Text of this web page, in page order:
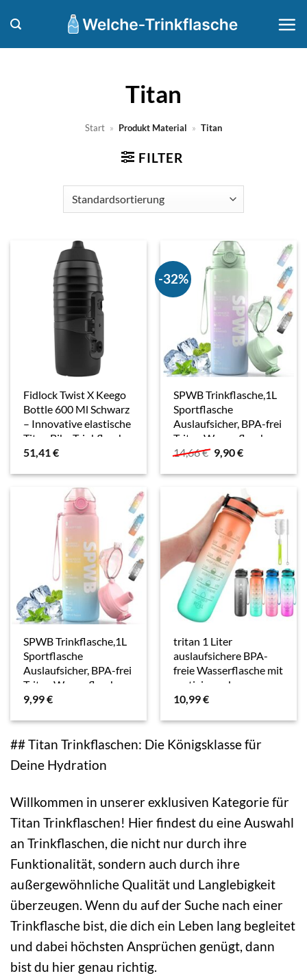
Inhalt
springen
Titan
Start » Produkt Material » Titan
FILTER
Fidlock Twist X Keego
Bottle 600 Ml Schwarz
– Innovative elastische
Titan Bike Trinkflasche,
600ml, Größe 600 ml –
51,41€
-32%
SPWB Trinkflasche,1L
Sportflasche
Auslaufsicher, BPA-frei
Tritan Wasserflasche
mit Filter und
Kohlensäure Geeignet
für Fahrrad,…
14,66€ Ursprünglicher
Preis
war:
9,90€Aktueller
ist:
SPWB Trinkflasche,1L
Sportflasche
Auslaufsicher, BPA-frei
Tritan Wasserflasche
mit Filter und
für Fahrrad,…
9,99€
tritan 1 Liter
auslaufsichere BPA-
freie Wasserflasche mit
motivierender
Zeitmarkierung und
Fitness,…
10,99€
## Titan Trinkflaschen: Die Königsklasse für
Deine Hydration
Willkommen in unserer exklusiven Kategorie für
Titan Trinkflaschen! Hier findest du eine Auswahl
an Trinkflaschen, die nicht nur durch ihre
Funktionalität, sondern auch durch ihre
außergewöhnliche Qualität und Langlebigkeit
überzeugen. Wenn du auf der Suche nach einer
Trinkflasche bist, die dich ein Leben lang begleitet
und dabei höchsten Ansprüchen genügt, dann
bist du hier genau richtig.